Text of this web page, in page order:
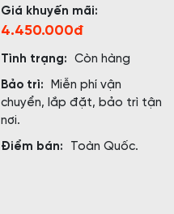
Giá khuyến mãi:
4.450.000đ
Tình trạng:
Còn hàng
Bảo trì:
Miễn phí vận
chuyển, lắp đặt, bảo trì tận
nơi.
Điểm bán: Toàn Quốc.